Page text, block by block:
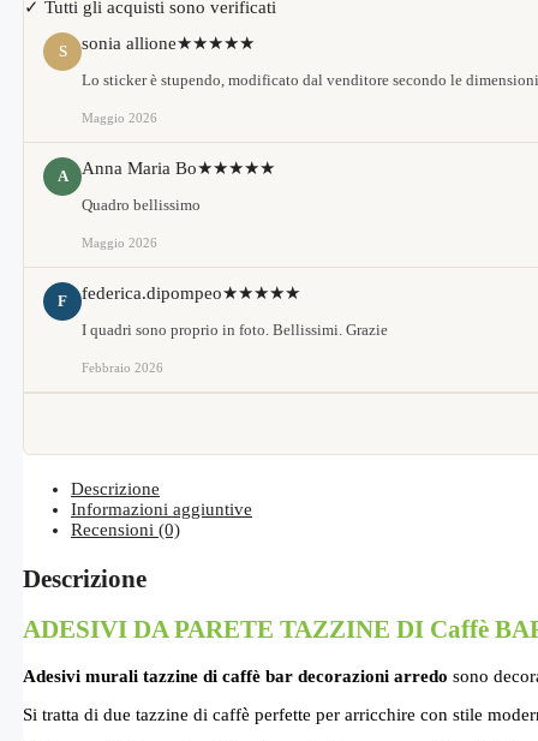
✓ Tutti gli acquisti sono verificati
S sonia allione★★★★★
Lo sticker è stupendo, modificato dal venditore secondo le
Maggio 2026
A Anna Maria Bo★★★★★
Quadro bellissimo
Maggio 2026
F federica.dipompeo★★★★★
I quadri sono proprio in foto. Bellissimi. Grazie
Febbraio 2026
Descrizione
Informazioni aggiuntive
Recensioni (0)
Descrizione
ADESIVI DA PARETE TAZZINE DI Caffè
Adesivi murali tazzine di caffè bar decorazioni arredo sono
Si tratta di due tazzine di caffè perfette per arricchire con stile